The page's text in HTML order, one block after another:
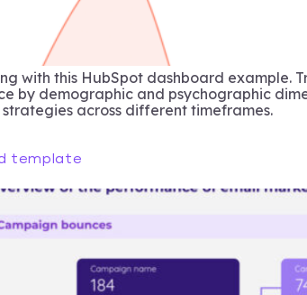
with this HubSpot dashboard example.
by demographic and psychographic
across different timeframes.
template